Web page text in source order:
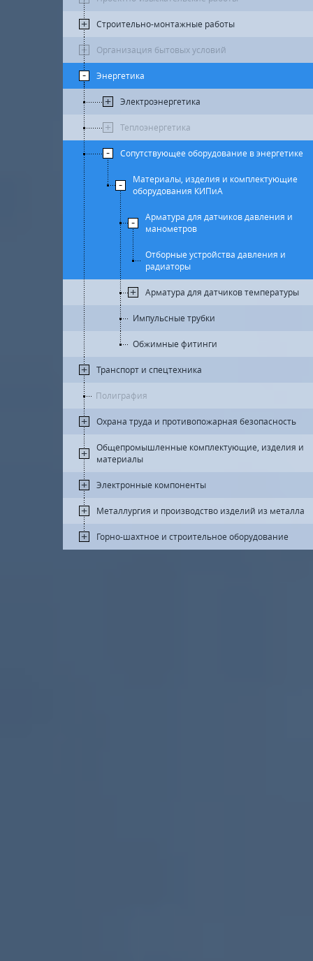
Строительно-монтажные работы
Организация бытовых условий
Энергетика
Электроэнергетика
Теплоэнергетика
Сопутствующее оборудование в энергетике
Материалы, изделия и комплектующие
оборудования КИПиА
Арматура для датчиков давления и
манометров
Отборные устройства давления и
радиаторы
Арматура для датчиков температуры
Импульсные трубки
Обжимные фитинги
Транспорт и спецтехника
Полиграфия
Охрана труда и противопожарная безопасность
Общепромышленные комплектующие, изделия и
материалы
Электронные компоненты
Металлургия и производство изделий из металла
Горно-шахтное и строительное оборудование